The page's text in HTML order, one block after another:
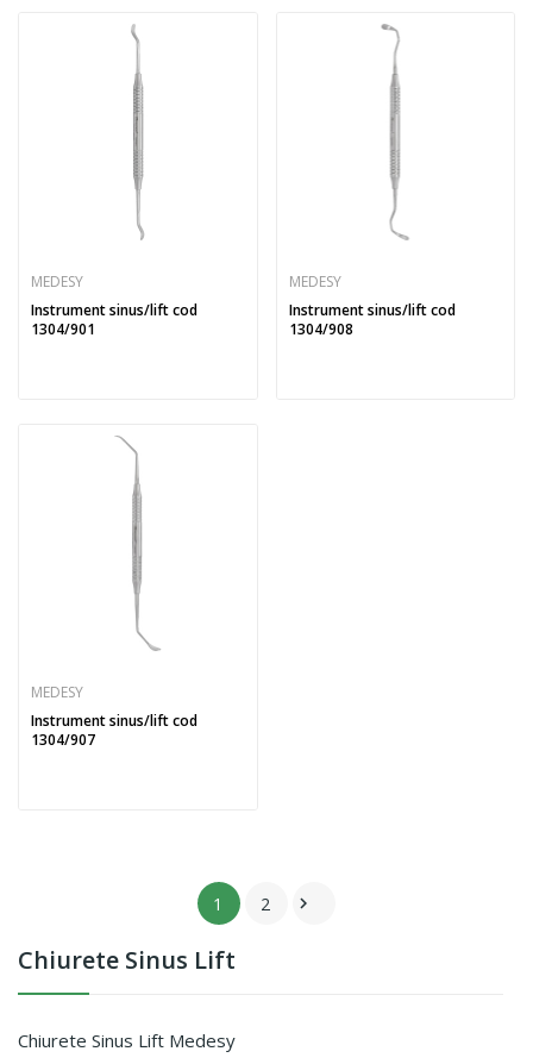
Chiurete Sinus Lift
Chiurete Sinus Lift Medesy
MEDESY
Instrument sinus/lift cod
1304/901
MEDESY
Instrument sinus/lift cod
1304/908
MEDESY
Instrument sinus/lift cod
1304/907
1 2 